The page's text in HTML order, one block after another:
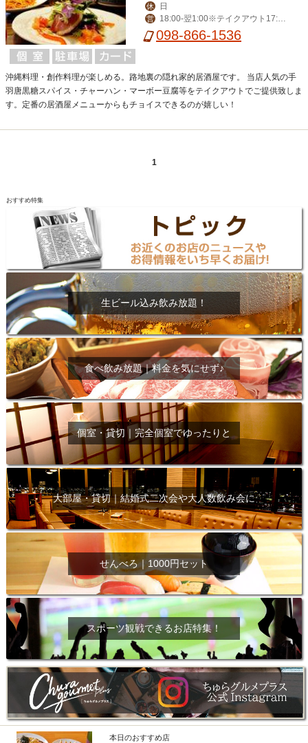
休 日
営
18:00-翌1:00※テイクアウト17:30
-20:30(受取21:00まで)
098-866-1536
沖縄料理・創作料理が楽しめる。路地裏の隠れ家的居酒屋です。 当店人気の手
羽唐黒糖スパイス・チャーハン・マーボー豆腐等をテイクアウトでご提供致しま
す。定番の居酒屋メニューからもチョイスできるのが嬉しい！
1
おすすめ特集
生ビール込み飲み放題！
食べ飲み放題｜料金を気にせず♪
個室・貸切｜完全個室でゆったりと
大部屋・貸切｜結婚式二次会や大人数飲み会に
せんべろ｜1000円セット
スポーツ観戦できるお店特集！
本日のおすすめ店